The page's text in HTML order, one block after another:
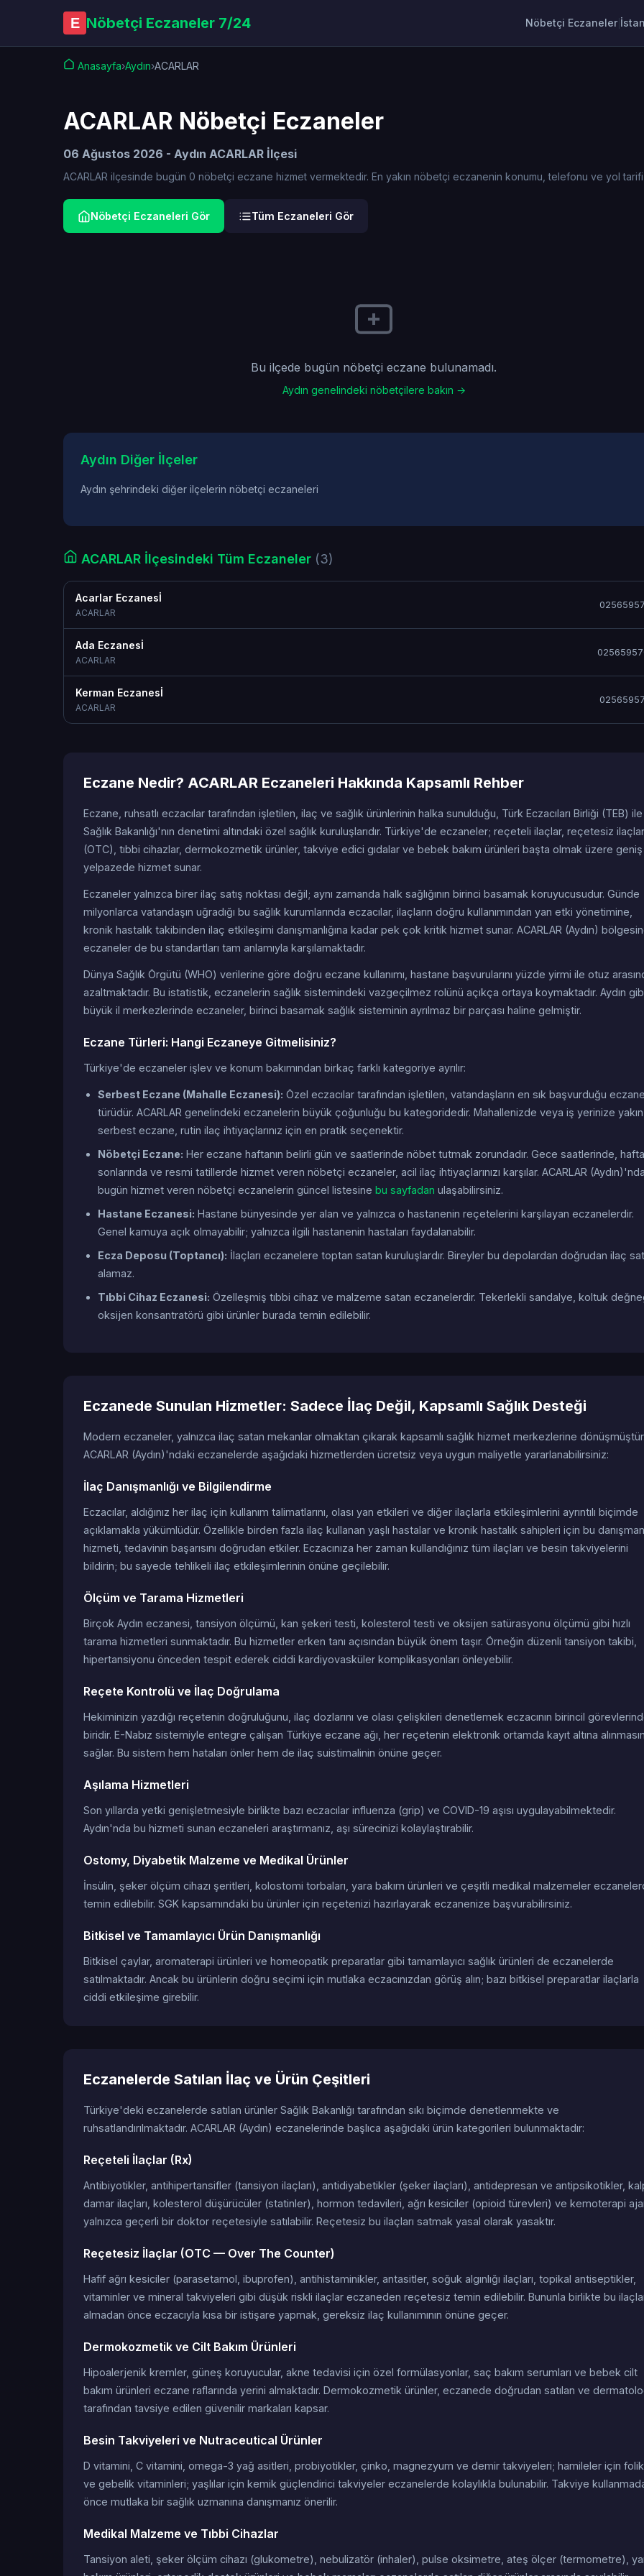
E Nöbetçi Eczaneler 7/24 Nöbetçi Eczaneler
Anasayfa›Aydın›ACARLAR
ACARLAR Nöbetçi Eczaneler
06 Ağustos 2026 - Aydın ACARLAR İlçesi
ACARLAR ilçesinde bugün 0 nöbetçi eczane hizmet vermektedir. En yakın nöbetçi eczanenin konumu, telefonu ve yol
Nöbetçi Eczaneleri Gör Tüm Eczaneleri Gör
Bu ilçede bugün nöbetçi eczane bulunamadı.
Aydın genelindeki nöbetçilere bakın →
Aydın Diğer İlçeler
Aydın şehrindeki diğer ilçelerin nöbetçi eczaneleri
ACARLAR İlçesindeki Tüm Eczaneler (3)
Acarlar Eczanesİ
ACARLAR
Ada Eczanesİ
ACARLAR
Kerman Eczanesİ
ACARLAR
Eczane Nedir? ACARLAR Eczaneleri Hakkında Kapsamlı Rehber
Eczane, ruhsatlı eczacılar tarafından işletilen, ilaç ve sağlık ürünlerinin halka sunulduğu, Türk Eczacıları Birliği (TEB) ile
Sağlık Bakanlığı'nın denetimi altındaki özel sağlık kuruluşlarıdır. Türkiye'de eczaneler; reçeteli ilaçlar, reçetesiz ilaçlar
(OTC), tıbbi cihazlar, dermokozmetik ürünler, takviye edici gıdalar ve bebek bakım ürünleri başta olmak üzere
yelpazede hizmet sunar.
Eczaneler yalnızca birer ilaç satış noktası değil; aynı zamanda halk sağlığının birinci basamak koruyucusudur. Günde
milyonlarca vatandaşın uğradığı bu sağlık kurumlarında eczacılar, ilaçların doğru kullanımından yan etki yönetimine,
kronik hastalık takibinden ilaç etkileşimi danışmanlığına kadar pek çok kritik hizmet sunar. ACARLAR (Aydın)
eczaneler de bu standartları tam anlamıyla karşılamaktadır.
Dünya Sağlık Örgütü (WHO) verilerine göre doğru eczane kullanımı, hastane başvurularını yüzde yirmi ile otuz
azaltmaktadır. Bu istatistik, eczanelerin sağlık sistemindeki vazgeçilmez rolünü açıkça ortaya koymaktadır. Aydın
büyük il merkezlerinde eczaneler, birinci basamak sağlık sisteminin ayrılmaz bir parçası haline gelmiştir.
Eczane Türleri: Hangi Eczaneye Gitmelisiniz?
Türkiye'de eczaneler işlev ve konum bakımından birkaç farklı kategoriye ayrılır:
Serbest Eczane (Mahalle Eczanesi): Özel eczacılar tarafından işletilen, vatandaşların en sık başvurduğu eczane
türüdür. ACARLAR genelindeki eczanelerin büyük çoğunluğu bu kategoridedir. Mahallenizde veya iş yerinize
serbest eczane, rutin ilaç ihtiyaçlarınız için en pratik seçenektir.
Nöbetçi Eczane: Her eczane haftanın belirli gün ve saatlerinde nöbet tutmak zorundadır. Gece saatlerinde, hafta
sonlarında ve resmi tatillerde hizmet veren nöbetçi eczaneler, acil ilaç ihtiyaçlarınızı karşılar. ACARLAR (Aydın)'nda
bugün hizmet veren nöbetçi eczanelerin güncel listesine bu sayfadan ulaşabilirsiniz.
Hastane Eczanesi: Hastane bünyesinde yer alan ve yalnızca o hastanenin reçetelerini karşılayan eczanelerdir.
Genel kamuya açık olmayabilir; yalnızca ilgili hastanenin hastaları faydalanabilir.
Ecza Deposu (Toptancı): İlaçları eczanelere toptan satan kuruluşlardır. Bireyler bu depolardan doğrudan ilaç
alamaz.
Tıbbi Cihaz Eczanesi: Özelleşmiş tıbbi cihaz ve malzeme satan eczanelerdir. Tekerlekli sandalye, koltuk
oksijen konsantratörü gibi ürünler burada temin edilebilir.
Eczanede Sunulan Hizmetler: Sadece İlaç Değil, Kapsamlı Sağlık Desteği
Modern eczaneler, yalnızca ilaç satan mekanlar olmaktan çıkarak kapsamlı sağlık hizmet merkezlerine dönüşmüştür.
ACARLAR (Aydın)'ndaki eczanelerde aşağıdaki hizmetlerden ücretsiz veya uygun maliyetle yararlanabilirsiniz:
İlaç Danışmanlığı ve Bilgilendirme
Eczacılar, aldığınız her ilaç için kullanım talimatlarını, olası yan etkileri ve diğer ilaçlarla etkileşimlerini ayrıntılı biçimde
açıklamakla yükümlüdür. Özellikle birden fazla ilaç kullanan yaşlı hastalar ve kronik hastalık sahipleri için bu
hizmeti, tedavinin başarısını doğrudan etkiler. Eczacınıza her zaman kullandığınız tüm ilaçları ve besin takviyelerini
bildirin; bu sayede tehlikeli ilaç etkileşimlerinin önüne geçilebilir.
Ölçüm ve Tarama Hizmetleri
Birçok Aydın eczanesi, tansiyon ölçümü, kan şekeri testi, kolesterol testi ve oksijen satürasyonu ölçümü gibi hızlı
tarama hizmetleri sunmaktadır. Bu hizmetler erken tanı açısından büyük önem taşır. Örneğin düzenli tansiyon takibi,
hipertansiyonu önceden tespit ederek ciddi kardiyovasküler komplikasyonları önleyebilir.
Reçete Kontrolü ve İlaç Doğrulama
Hekiminizin yazdığı reçetenin doğruluğunu, ilaç dozlarını ve olası çelişkileri denetlemek eczacının birincil
biridir. E-Nabız sistemiyle entegre çalışan Türkiye eczane ağı, her reçetenin elektronik ortamda kayıt altına
sağlar. Bu sistem hem hataları önler hem de ilaç suistimalinin önüne geçer.
Aşılama Hizmetleri
Son yıllarda yetki genişletmesiyle birlikte bazı eczacılar influenza (grip) ve COVID-19 aşısı uygulayabilmektedir.
Aydın'nda bu hizmeti sunan eczaneleri araştırmanız, aşı sürecinizi kolaylaştırabilir.
Ostomy, Diyabetik Malzeme ve Medikal Ürünler
İnsülin, şeker ölçüm cihazı şeritleri, kolostomi torbaları, yara bakım ürünleri ve çeşitli medikal malzemeler
temin edilebilir. SGK kapsamındaki bu ürünler için reçetenizi hazırlayarak eczanenize başvurabilirsiniz.
Bitkisel ve Tamamlayıcı Ürün Danışmanlığı
Bitkisel çaylar, aromaterapi ürünleri ve homeopatik preparatlar gibi tamamlayıcı sağlık ürünleri de eczanelerde
satılmaktadır. Ancak bu ürünlerin doğru seçimi için mutlaka eczacınızdan görüş alın; bazı bitkisel preparatlar ilaçlarla
ciddi etkileşime girebilir.
Eczanelerde Satılan İlaç ve Ürün Çeşitleri
Türkiye'deki eczanelerde satılan ürünler Sağlık Bakanlığı tarafından sıkı biçimde denetlenmekte ve
ruhsatlandırılmaktadır. ACARLAR (Aydın) eczanelerinde başlıca aşağıdaki ürün kategorileri bulunmaktadır:
Reçeteli İlaçlar (Rx)
Antibiyotikler, antihipertansifler (tansiyon ilaçları), antidiyabetikler (şeker ilaçları), antidepresan ve antipsikotikler,
damar ilaçları, kolesterol düşürücüler (statinler), hormon tedavileri, ağrı kesiciler (opioid türevleri) ve kemoterapi
yalnızca geçerli bir doktor reçetesiyle satılabilir. Reçetesiz bu ilaçları satmak yasal olarak yasaktır.
Reçetesiz İlaçlar (OTC — Over The Counter)
Hafif ağrı kesiciler (parasetamol, ibuprofen), antihistaminikler, antasitler, soğuk algınlığı ilaçları, topikal antiseptikler,
vitaminler ve mineral takviyeleri gibi düşük riskli ilaçlar eczaneden reçetesiz temin edilebilir. Bununla birlikte bu
almadan önce eczacıyla kısa bir istişare yapmak, gereksiz ilaç kullanımının önüne geçer.
Dermokozmetik ve Cilt Bakım Ürünleri
Hipoalerjenik kremler, güneş koruyucular, akne tedavisi için özel formülasyonlar, saç bakım serumları ve bebek cilt
bakım ürünleri eczane raflarında yerini almaktadır. Dermokozmetik ürünler, eczanede doğrudan satılan ve
tarafından tavsiye edilen güvenilir markaları kapsar.
Besin Takviyeleri ve Nutraceutical Ürünler
D vitamini, C vitamini, omega-3 yağ asitleri, probiyotikler, çinko, magnezyum ve demir takviyeleri; hamileler için
ve gebelik vitaminleri; yaşlılar için kemik güçlendirici takviyeler eczanelerde kolaylıkla bulunabilir. Takviye
önce mutlaka bir sağlık uzmanına danışmanız önerilir.
Medikal Malzeme ve Tıbbi Cihazlar
Tansiyon aleti, şeker ölçüm cihazı (glukometre), nebulizatör (inhaler), pulse oksimetre, ateş ölçer (termometre),